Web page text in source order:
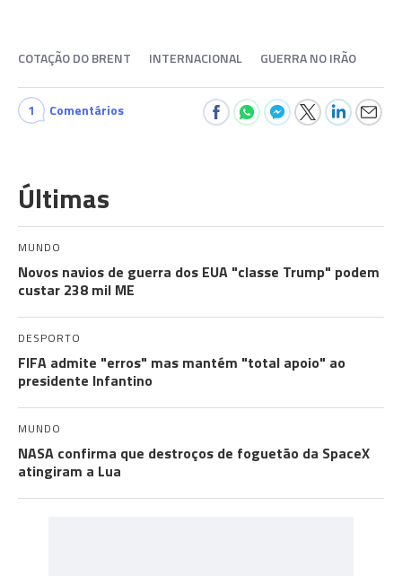
COTAÇÃO DO BRENT INTERNACIONAL GUERRA NO IRÃO
1 Comentários
Últimas
MUNDO
Novos navios de guerra dos EUA "classe Trump" podem
custar 238 mil ME
DESPORTO
FIFA admite "erros" mas mantém "total apoio" ao
presidente Infantino
MUNDO
NASA confirma que destroços de foguetão da SpaceX
atingiram a Lua